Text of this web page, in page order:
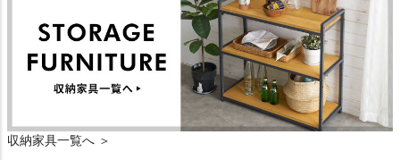
収納家具一覧へ ＞